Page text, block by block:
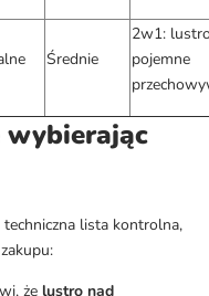
Średnie
2w1:
pojemne
wybierając
lista kontrolna,
że lustro nad